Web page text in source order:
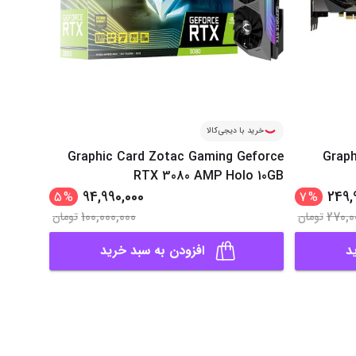
%
7
تومان
خرید با دیجی‌کالا
Graphic Card Zotac Gaming Geforce
RTX 3080 AMP Holo 10GB
94,990,000
%
5
100,000,000تومان
افزودن به سبد خرید